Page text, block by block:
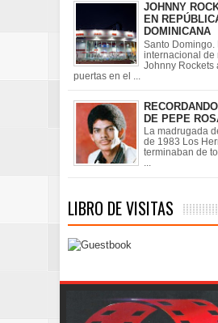
JOHNNY
EN
DOMINICANA
Santo Domingo.
internacional de
Johnny Rockets
puertas en el ...
DE PEPE
La madrugada
de 1983 Los
terminaban de
...
LIBRO DE VISITAS